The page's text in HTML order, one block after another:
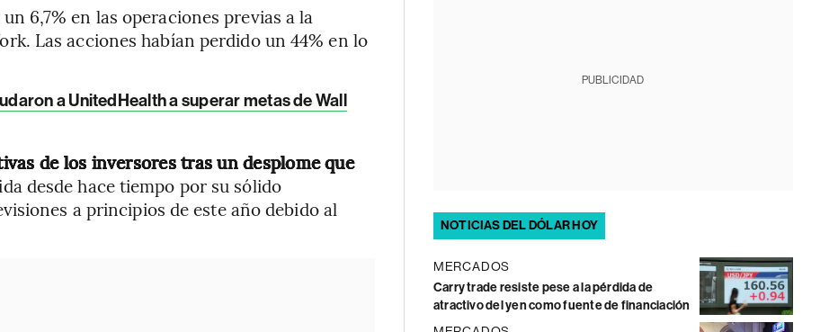
6,7% en las operaciones previas a la
Las acciones habían perdido un 44% en lo
a UnitedHealth a superar metas de Wall
de los inversores tras un desplome que
desde hace tiempo por su sólido
a principios de este año debido al
PUBLICIDAD
NOTICIAS DEL DÓLAR HOY
MERCADOS
Carry trade resiste pese a la pérdida de
atractivo del yen como fuente de financiación